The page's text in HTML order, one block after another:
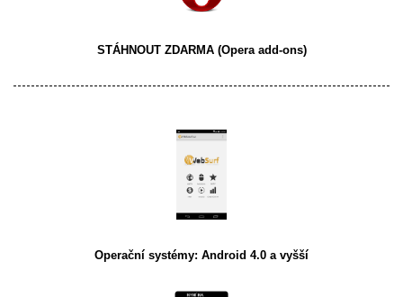
STÁHNOUT ZDARMA(Opera add-ons)
Operační systémy: Android 4.0 a vyšší